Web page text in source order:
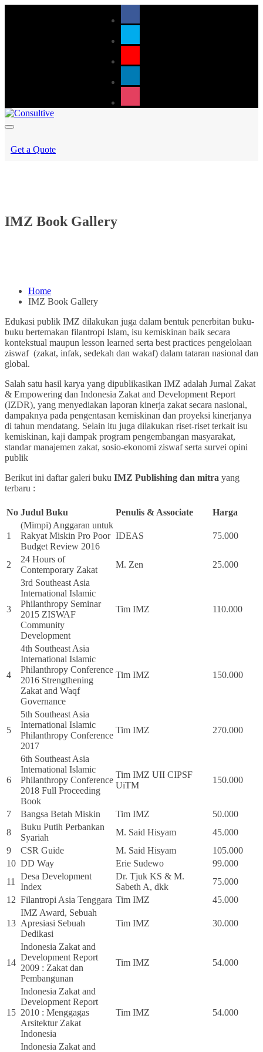
Get a Quote
IMZ Book Gallery
Home
IMZ Book Gallery
Edukasi publik IMZ dilakukan juga dalam bentuk penerbitan buku-
buku bertemakan filantropi Islam, isu kemiskinan baik secara
kontekstual maupun lesson learned serta best practices pengelolaan
ziswaf (zakat, infak, sedekah dan wakaf) dalam tataran nasional dan
global.
Salah satu hasil karya yang dipublikasikan IMZ adalah Jurnal Zakat
& Empowering dan Indonesia Zakat and Development Report
(IZDR), yang menyediakan laporan kinerja zakat secara nasional,
dampaknya pada pengentasan kemiskinan dan proyeksi kinerjanya
di tahun mendatang. Selain itu juga dilakukan riset-riset terkait isu
kemiskinan, kaji dampak program pengembangan masyarakat,
standar manajemen zakat, sosio-ekonomi ziswaf serta survei opini
publik
Berikut ini daftar galeri buku IMZ Publishing dan mitra yang
terbaru :
No Judul Buku Penulis & Associate Harga
1
(Mimpi) Anggaran untuk
Rakyat Miskin Pro Poor
Budget Review 2016
IDEAS 75.000
2
24 Hours of
Contemporary Zakat
M. Zen 25.000
3
3rd Southeast Asia
International Islamic
Philanthropy Seminar
2015 ZISWAF
Community
Development
Tim IMZ 110.000
4
4th Southeast Asia
International Islamic
Philanthropy Conference
2016 Strengthening
Zakat and Waqf
Governance
Tim IMZ 150.000
5
5th Southeast Asia
International Islamic
Philanthropy Conference
2017
Tim IMZ 270.000
6
6th Southeast Asia
International Islamic
Philanthropy Conference
2018 Full Proceeding
Book
Tim IMZ UII CIPSF
UiTM
150.000
7 Bangsa Betah Miskin Tim IMZ
50.000
8
Buku Putih Perbankan
Syariah
M. Said Hisyam
45.000
9
CSR Guide M. Said Hisyam
105.000
10 DD Way Erie Sudewo
99.000
11
Desa Development
Index
Dr. Tjuk KS & M.
Sabeth A, dkk
75.000
12 Filantropi Asia Tenggara Tim IMZ 45.000
13
IMZ Award, Sebuah
Apresiasi Sebuah
Dedikasi
Tim IMZ 30.000
14
Indonesia Zakat and
Development Report
2009 : Zakat dan
Pembangunan
Tim IMZ 54.000
15
Indonesia Zakat and
Development Report
2010 : Menggagas
Arsitektur Zakat
Indonesia
Tim IMZ 54.000
Indonesia Zakat and